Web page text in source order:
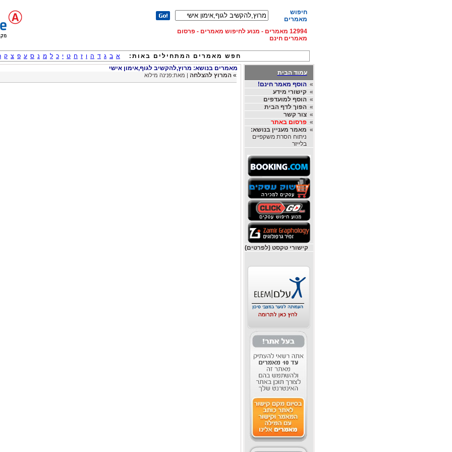
חיפוש
מאמרים
12994 מאמרים - מנוע לחיפוש מאמרים - פרסום
מאמרים חינם
חפש מאמרים המתחילים באות: א ב ג ד ה ו ז ח ט י כ ל מ נ ס ע פ צ ק
עמוד הבית
»הוסף מאמר חינם!
»קישורי מידע
»הוסף למועדפים
»הפוך לדף הבית
»צור קשר
»פרסום באתר
» מאמר מעניין בנושא:
ניתוח הסרת משקפיים
בלייזר
קישורי טקסט (לפרטים)
מאמרים בנושא: מרוץ,להקשיב לגוף,אימון אישי
» המרוץ להצלחה | מאת:פנינה מילוא